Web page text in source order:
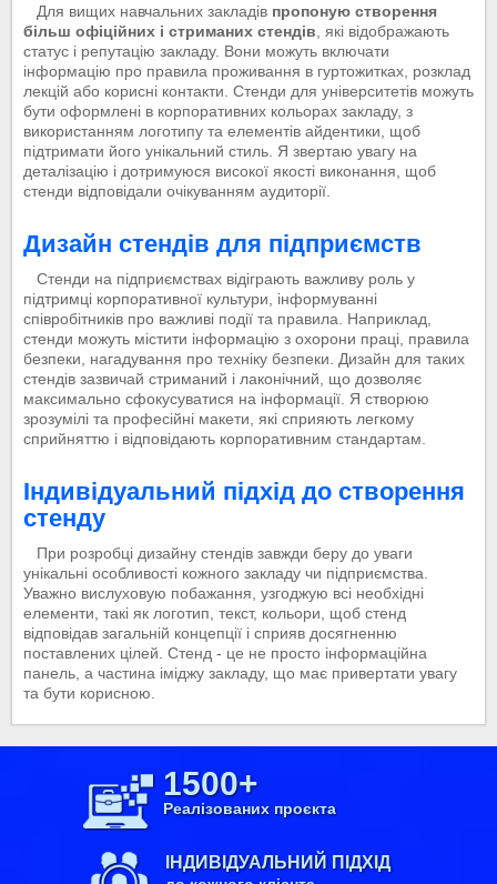
Для вищих навчальних закладів пропоную створення
більш офіційних і стриманих стендів , які відображають
статус і репутацію закладу. Вони можуть включати
інформацію про правила проживання в гуртожитках, розклад
лекцій або корисні контакти. Стенди для університетів можуть
бути оформлені в корпоративних кольорах закладу, з
використанням логотипу та елементів айдентики, щоб
підтримати його унікальний стиль. Я звертаю увагу на
деталізацію і дотримуюся високої якості виконання, щоб
стенди відповідали очікуванням аудиторії.
Дизайн стендів для підприємств
Стенди на підприємствах відіграють важливу роль у
підтримці корпоративної культури, інформуванні
співробітників про важливі події та правила. Наприклад,
стенди можуть містити інформацію з охорони праці, правила
безпеки, нагадування про техніку безпеки. Дизайн для таких
стендів зазвичай стриманий і лаконічний, що дозволяє
максимально сфокусуватися на інформації. Я створюю
зрозумілі та професійні макети, які сприяють легкому
сприйняттю і відповідають корпоративним стандартам.
Індивідуальний підхід до створення
стенду
При розробці дизайну стендів завжди беру до уваги
унікальні особливості кожного закладу чи підприємства.
Уважно вислуховую побажання, узгоджую всі необхідні
елементи, такі як логотип, текст, кольори, щоб стенд
відповідав загальній концепції і сприяв досягненню
поставлених цілей. Стенд - це не просто інформаційна
панель, а частина іміджу закладу, що має привертати увагу
та бути корисною.
1500+
Реалізованих проєкта
ІНДИВІДУАЛЬНИЙ ПІДХІД